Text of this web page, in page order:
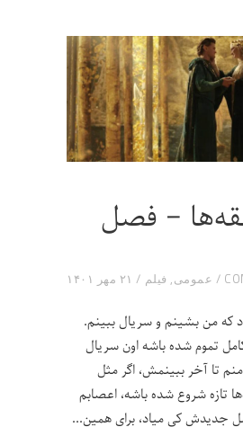
– فصل
۲۱ مهر ۱۴۰۱ عمومی, فیلم
که من بشینم و سریال ببینم.
تموم شده باشه اون سریال
تا آخر ببینمش، اگر مثل
تازه شروع شده باشه، اعصابم
جدیدش کی میاد، برای همین